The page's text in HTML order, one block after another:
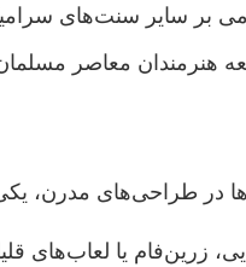
بر سایر سنت‌های
هنرمندان معاصر
در طراحی‌های مدرن،
زرین‌فام یا لعاب‌های